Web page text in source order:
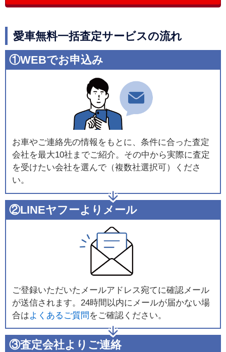
愛車無料一括査定サービスの流れ
①WEBでお申込み
お車やご連絡先の情報をもとに、条件に合った査定
会社を最大10社までご紹介。その中から実際に査定
を受けたい会社を選んで（複数社選択可）くださ
い。
②LINEヤフーよりメール
ご登録いただいたメールアドレス宛てに確認メール
が送信されます。24時間以内にメールが届かない場
合はよくあるご質問 をご確認ください。
③査定会社よりご連絡